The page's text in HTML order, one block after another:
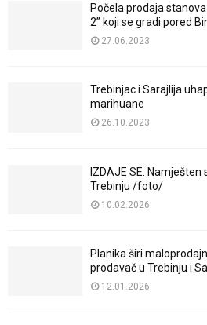
Počela prodaja stanova
2” koji se gradi pored
27.06.2023
Trebinjac i Sarajlija
marihuane
26.10.2023
IZDAJE SE: Namješten
Trebinju /foto/
10.02.2026
Planika širi
prodavač u Trebinju i
12.01.2026